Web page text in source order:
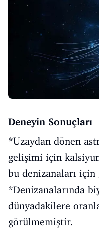
Deneyin Sonuçları
*Uzaydan dönen
gelişimi için
bu denizanaları için
*Denizanalarında
dünyadakilere
görülmemiştir.